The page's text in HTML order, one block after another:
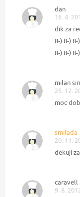
dan
16. 4.
dik za
8-) 8-) 8-
8-) 8-) 8-
milan
25. 12.
moc
smilada
20. 11.
dekuji
caravell
9. 8.